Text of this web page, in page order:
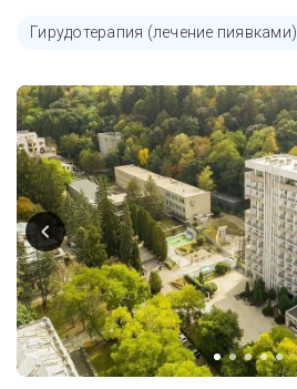
Гирудотерапия (лечение пиявками)